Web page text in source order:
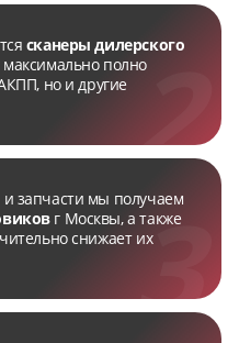
сканеры дилерского
полно
но и другие
запчасти мы получаем
г Москвы, а также
снижает их